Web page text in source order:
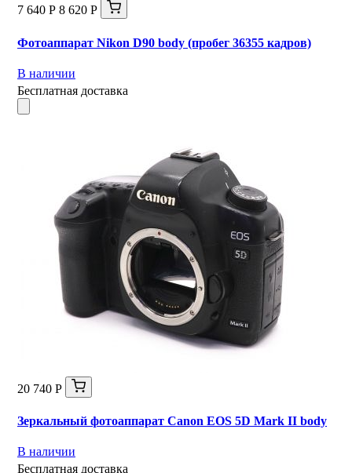
7 640 Р 8 620 Р
Фотоаппарат Nikon D90 body (пробег 36355 кадров)
В наличии
Бесплатная доставка
20 740 Р
Зеркальный фотоаппарат Canon EOS 5D Mark II body
В наличии
Бесплатная доставка